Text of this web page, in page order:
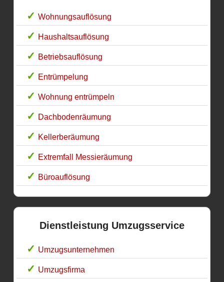
Wohnungsauflösung
Haushaltsauflösung
Betriebsauflösung
Entrümpelung
Wohnung entrümpeln
Dachbodenräumung
Kellerberäumung
Extremfall Messieräumung
Büroauflösung
Dienstleistung Umzugsservice
Umzugsunternehmen
Umzugsfirma